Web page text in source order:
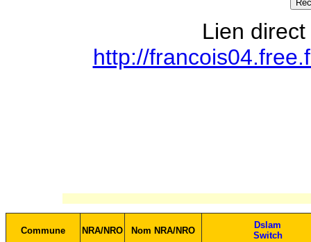
Lien
http://
Commune NRA/NRO Nom NRA/NRO
Dslam
Switch